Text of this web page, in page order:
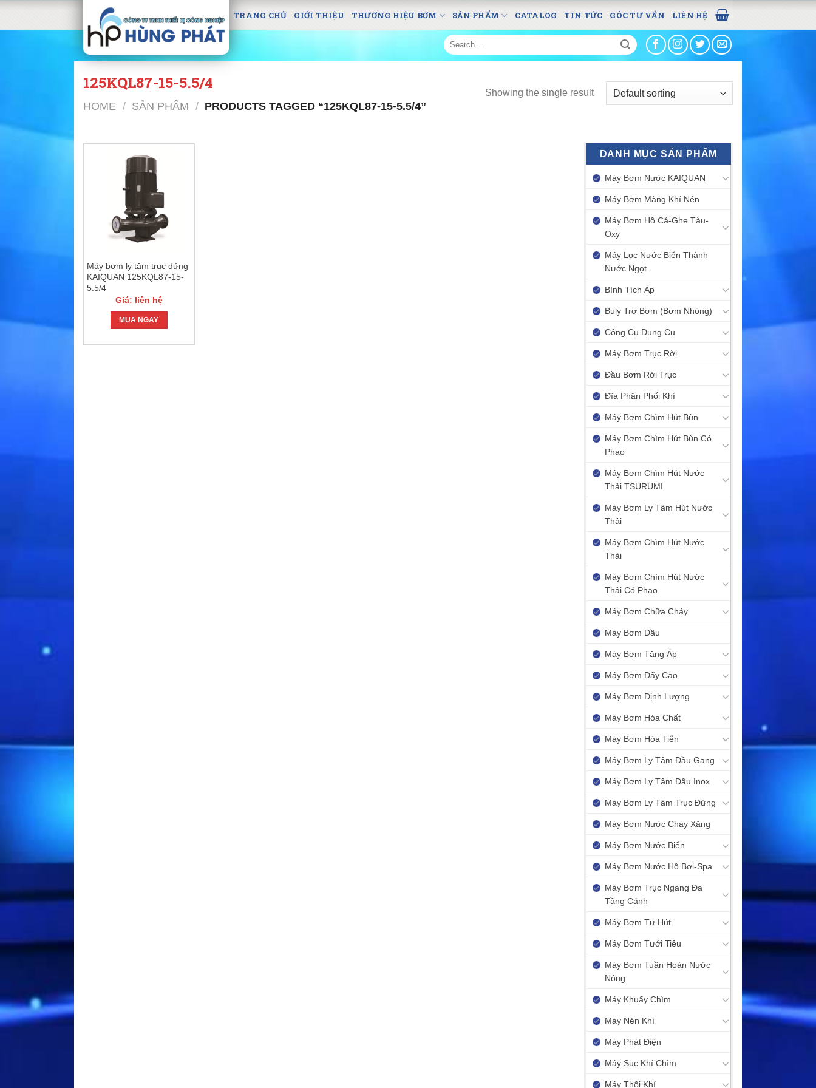
Skip
TRANG CHỦ GIỚI THIỆU THƯƠNG HIỆU BƠM SẢN PHẨM CATALOG TIN TỨC GÓC TƯ VẤN LIÊN HỆ
Search
for:
125KQL87-15-5.5/4
HOME / SẢN PHẨM / PRODUCTS TAGGED “125KQL87-15-5.5/4”
Showing the single result
Máy bơm ly tâm trục đứng
KAIQUAN 125KQL87-15-
5.5/4
Giá: liên hệ
MUA NGAY
DANH MỤC SẢN PHẨM
Máy Bơm Nước KAIQUAN
Máy Bơm Màng Khí Nén
Máy Bơm Hồ Cá-Ghe Tàu-
Oxy
Máy Lọc Nước Biển Thành
Nước Ngọt
Bình Tích Áp
Buly Trợ Bơm (Bơm Nhông)
Công Cụ Dụng Cụ
Máy Bơm Trục Rời
Đầu Bơm Rời Trục
Đĩa Phân Phối Khí
Máy Bơm Chìm Hút Bùn
Máy Bơm Chìm Hút Bùn Có
Phao
Máy Bơm Chìm Hút Nước
Thải TSURUMI
Máy Bơm Ly Tâm Hút Nước
Thải
Máy Bơm Chìm Hút Nước
Thải
Máy Bơm Chìm Hút Nước
Thải Có Phao
Máy Bơm Chữa Cháy
Máy Bơm Dầu
Máy Bơm Tăng Áp
Máy Bơm Đẩy Cao
Máy Bơm Định Lượng
Máy Bơm Hóa Chất
Máy Bơm Hỏa Tiễn
Máy Bơm Ly Tâm Đầu Gang
Máy Bơm Ly Tâm Đầu Inox
Máy Bơm Ly Tâm Trục Đứng
Máy Bơm Nước Chạy Xăng
Máy Bơm Nước Biển
Máy Bơm Nước Hồ Bơi-Spa
Máy Bơm Trục Ngang Đa
Tầng Cánh
Máy Bơm Tự Hút
Máy Bơm Tưới Tiêu
Máy Bơm Tuần Hoàn Nước
Nóng
Máy Khuấy Chìm
Máy Nén Khí
Máy Phát Điện
Máy Sục Khí Chìm
Máy Thổi Khí